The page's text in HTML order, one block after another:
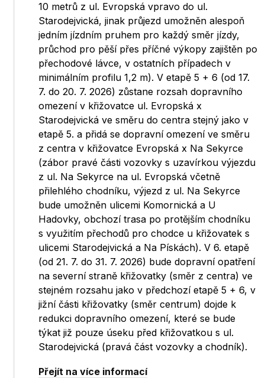
10 metrů z ul. Evropská vpravo do ul.
Starodejvická, jinak průjezd umožněn alespoň
jedním jízdním pruhem pro každý směr jízdy,
průchod pro pěší přes příčné výkopy zajištěn po
přechodové lávce, v ostatních případech v
minimálním profilu 1,2 m). V etapě 5 + 6 (od 17.
7. do 20. 7. 2026) zůstane rozsah dopravního
omezení v křižovatce ul. Evropská x
Starodejvická ve směru do centra stejný jako v
etapě 5. a přidá se dopravní omezení ve směru
z centra v křižovatce Evropská x Na Sekyrce
(zábor pravé části vozovky s uzavírkou výjezdu
z ul. Na Sekyrce na ul. Evropská včetně
přilehlého chodníku, výjezd z ul. Na Sekyrce
bude umožněn ulicemi Komornická a U
Hadovky, obchozí trasa po protějším chodníku
s využitím přechodů pro chodce u křižovatek s
ulicemi Starodejvická a Na Pískách). V 6. etapě
(od 21. 7. do 31. 7. 2026) bude dopravní opatření
na severní straně křižovatky (směr z centra) ve
stejném rozsahu jako v předchozí etapě 5 + 6, v
jižní části křižovatky (směr centrum) dojde k
redukci dopravního omezení, které se bude
týkat již pouze úseku před křižovatkou s ul.
Starodejvická (pravá část vozovky a chodník).
Přejít na více informací